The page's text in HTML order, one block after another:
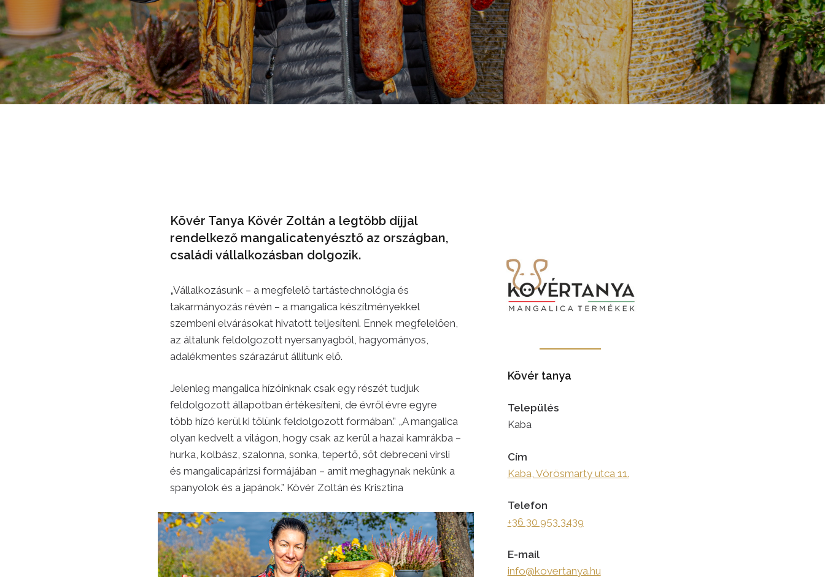
Kövér Tanya Kövér Zoltán a legtöbb díjjal
rendelkező mangalicatenyésztő az országban,
családi vállalkozásban dolgozik.
„Vállalkozásunk – a megfelelő tartástechnológia és
takarmányozás révén – a mangalica készítményekkel
szembeni elvárásokat hivatott teljesíteni. Ennek megfelelően,
az általunk feldolgozott nyersanyagból, hagyományos,
adalékmentes szárazárut állítunk elő.
Jelenleg mangalica hízóinknak csak egy részét tudjuk
feldolgozott állapotban értékesíteni, de évről évre egyre
több hízó kerül ki tőlünk feldolgozott formában.” „A mangalica
olyan kedvelt a világon, hogy csak az kerül a hazai kamrákba –
hurka, kolbász, szalonna, sonka, tepertő, sőt debreceni virsli
és mangalicapárizsi formájában – amit meghagynak nekünk a
spanyolok és a japánok.” Kövér Zoltán és Krisztina
Kövér tanya
Település
Kaba
Cím
Kaba, Vörösmarty utca 11.
Telefon
+36 30 953 3439
E-mail
info@kovertanya.hu